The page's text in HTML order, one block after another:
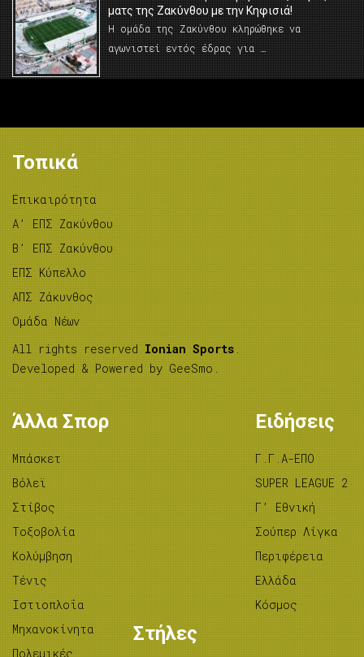
ματς της Ζακύνθου με την Κηφισιά!
Η ομάδα της Ζακύνθου κληρώθηκε να
αγωνιστεί εντός έδρας για …
Τοπικά
Επικαιρότητα
A’ ΕΠΣ Ζακύνθου
B’ ΕΠΣ Ζακύνθου
ΕΠΣ Κύπελλο
ΑΠΣ Ζάκυνθος
Ομάδα Νέων
All rights reserved Ionian Sports .
Developed & Powered by GeeSmo .
Άλλα Σπορ
Μπάσκετ
Βόλεϊ
Στίβος
Tοξοβολία
Κολύμβηση
Τένις
Ιστιοπλοΐα
Μηχανοκίνητα
Πολεμικές
Ειδήσεις
Γ.Γ.Α-ΕΠΟ
SUPER LEAGUE 2
Γ’ Εθνική
Σούπερ Λίγκα
Περιφέρεια
Ελλάδα
Κόσμος
Στήλες